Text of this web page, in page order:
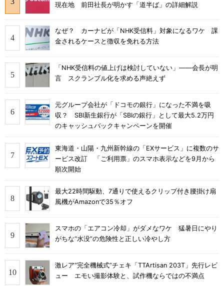
現在地 前田社長が明かす「道半ば」の詳細解説
なぜ？ カーナビが「NHK受信料」対象になるワケ 課
金されるケースと徴収を免れる方法
「NHK受信料の値上げは検討していない」――会長が明
言 スクランブル化を求める声絶えず
元グループ会社が「ドコモの銀行」になった不満を吸
収？ SBI新生銀行が「SBIの銀行」として最大5.2万円
のキャッシュバックキャンペーンを開催
東海道・山陽・九州新幹線の「EXサービス」に複数のサ
ービス改訂 「ご利用票」のスマホ表示などを9月から
順次開始
最大22時間駆動、7通りで使えるクリップ付き腰掛け扇
風機がAmazonで35％オフ
スマホの「エアコン冷却」がダメなワケ 猛暑日にやり
がちな“水没”の危険性と正しい冷やし方
激レア“完全機械式”チェキ「TTArtisan 203T」先行レビ
ュー エモい撮影体験と、試作機ならではの不満点